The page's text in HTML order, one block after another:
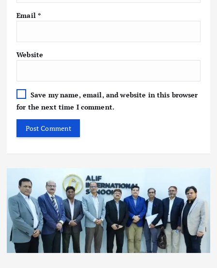
Email *
Website
Save my name, email, and website in this browser
for the next time I comment.